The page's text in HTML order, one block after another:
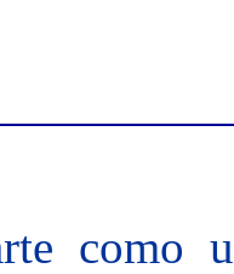
como